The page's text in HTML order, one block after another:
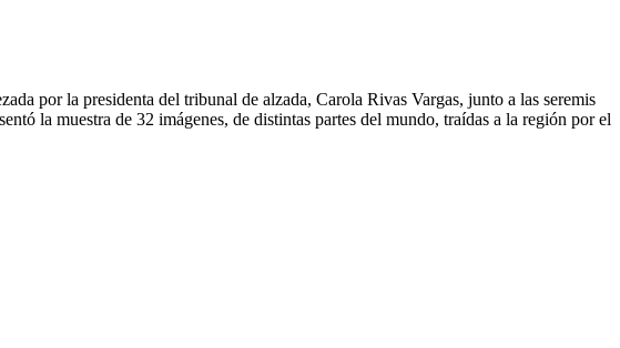
por la presidenta del tribunal de alzada, Carola Rivas Vargas, junto a las seremis
la muestra de 32 imágenes, de distintas partes del mundo, traídas a la región por el